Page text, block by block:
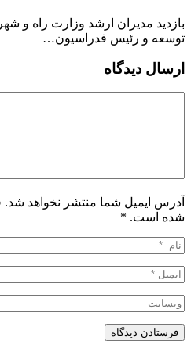
بازدید مدیران ارشد وزارت راه و
توسعه و رئیس فدراسیون…
ارسال دیدگاه
آدرس ایمیل شما منتشر نخواهد
شده است. *